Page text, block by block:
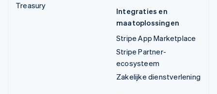
Treasury
Integraties en
maatoplossingen
Stripe App Marketplace
Stripe Partner-
ecosysteem
Zakelijke dienstverlening